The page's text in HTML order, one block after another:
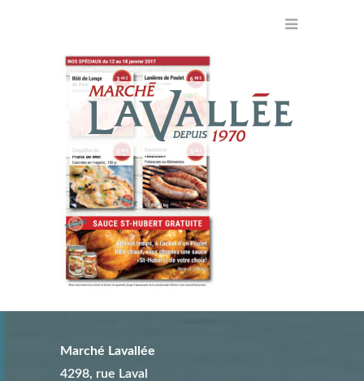
Marché Lavallée
4298, rue Laval